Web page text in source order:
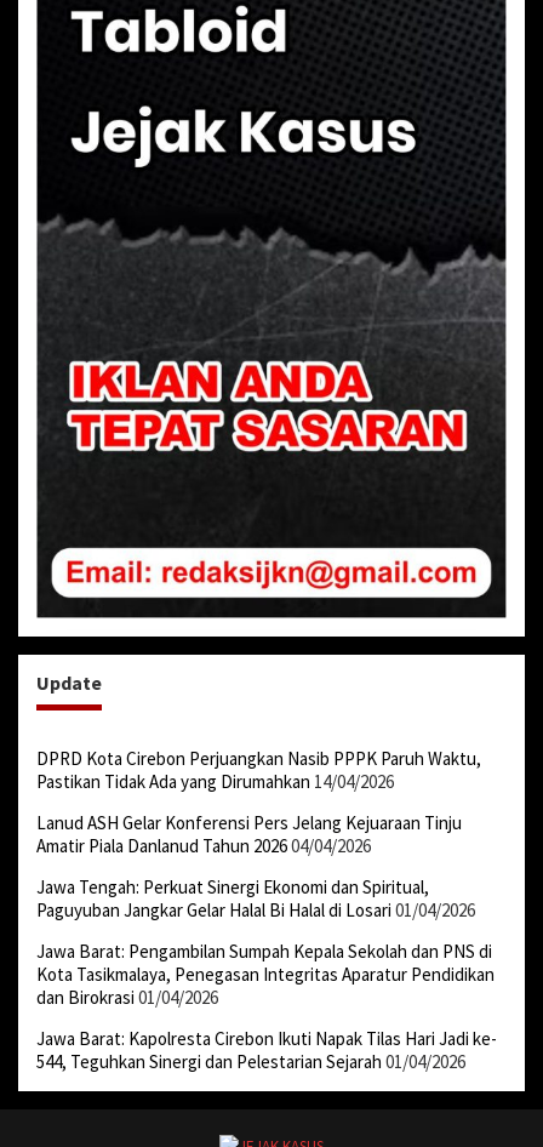
Update
DPRD Kota Cirebon Perjuangkan Nasib PPPK Paruh Waktu,
Pastikan Tidak Ada yang Dirumahkan 14/04/2026
Lanud ASH Gelar Konferensi Pers Jelang Kejuaraan Tinju
Amatir Piala Danlanud Tahun 202604/04/2026
Jawa Tengah: Perkuat Sinergi Ekonomi dan Spiritual,
Paguyuban Jangkar Gelar Halal Bi Halal di Losari 01/04/2026
Jawa Barat: Pengambilan Sumpah Kepala Sekolah dan PNS di
Kota Tasikmalaya, Penegasan Integritas Aparatur Pendidikan
dan Birokrasi 01/04/2026
Jawa Barat: Kapolresta Cirebon Ikuti Napak Tilas Hari Jadi ke-
544, Teguhkan Sinergi dan Pelestarian Sejarah 01/04/2026